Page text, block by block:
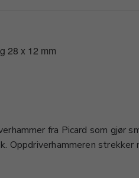
28 x 12 mm
fra Picard som gjør
Oppdriverhammeren
Jo tyngre